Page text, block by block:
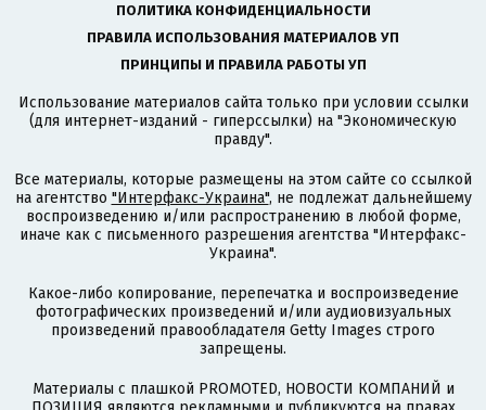
ПОЛИТИКА КОНФИДЕНЦИАЛЬНОСТИ
ПРАВИЛА ИСПОЛЬЗОВАНИЯ МАТЕРИАЛОВ УП
ПРИНЦИПЫ И ПРАВИЛА РАБОТЫ УП
Использование материалов сайта только при условии ссылки
(для интернет-изданий - гиперссылки) на "Экономическую
правду".
Все материалы, которые размещены на этом сайте со ссылкой
на агентство "Интерфакс-Украина", не подлежат дальнейшему
воспроизведению и/или распространению в любой форме,
иначе как с письменного разрешения агентства "Интерфакс-
Украина".
Какое-либо копирование, перепечатка и воспроизведение
фотографических произведений и/или аудиовизуальных
произведений правообладателя Getty Images строго
запрещены.
Материалы с плашкой PROMOTED, НОВОСТИ КОМПАНИЙ и